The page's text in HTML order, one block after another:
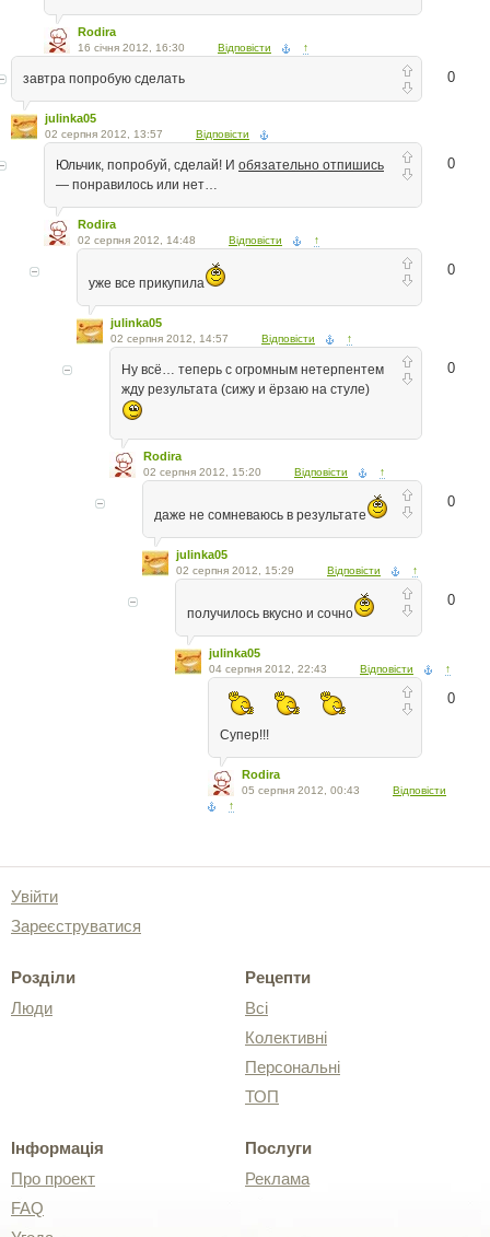
Rodira
16 січня 2012, 16:30 Відповісти ↑
0
завтра попробую сделать
julinka05
02 серпня 2012, 13:57 Відповісти
0
Юльчик, попробуй, сделай! И обязательно отпишись
— понравилось или нет…
Rodira
02 серпня 2012, 14:48 Відповісти ↑
0
уже все прикупила
julinka05
02 серпня 2012, 14:57 Відповісти ↑
0
Ну всё… теперь с огромным нетерпентем
жду результата (сижу и ёрзаю на стуле)
Rodira
02 серпня 2012, 15:20 Відповісти ↑
0
даже не сомневаюсь в результате
julinka05
02 серпня 2012, 15:29 Відповісти ↑
0
получилось вкусно и сочно
julinka05
04 серпня 2012, 22:43 Відповісти ↑
0
Супер!!!
Rodira
05 серпня 2012, 00:43
Відповісти
↑
Увійти
Зареєструватися
Розділи
Люди
Рецепти
Всі
Колективні
Персональні
ТОП
Інформація
Про проект
FAQ
Послуги
Реклама